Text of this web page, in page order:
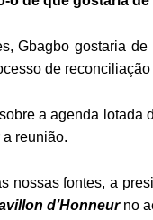
Gbagbo gostaria
de reconciliação
a agenda lotada
reunião.
nossas fontes, a
d’Honneur no